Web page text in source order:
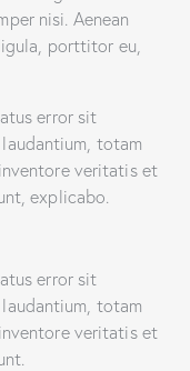
nisi. Aenean
porttitor eu,
error sit
totam
veritatis et
explicabo.
error sit
totam
veritatis et